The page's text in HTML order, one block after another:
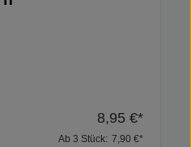
8,95 €*
Ab 3 Stück: 7,90 €*